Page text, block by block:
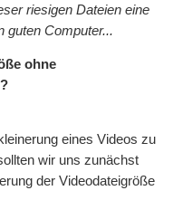
riesigen Dateien eine
guten Computer...
ohne
eines Videos zu
wir uns zunächst
der Videodateigröße